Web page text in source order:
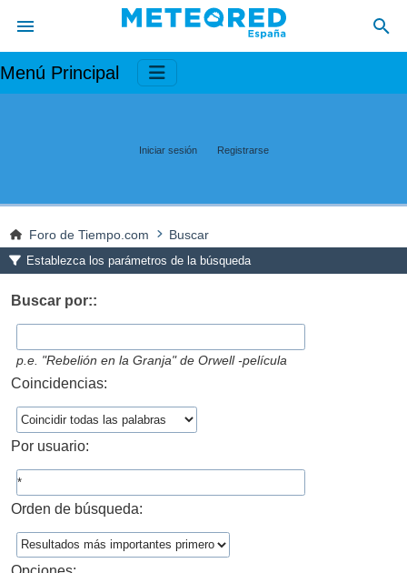
Menú Principal
Iniciar sesión Registrarse
Foro de Tiempo.com Buscar
Establezca los parámetros de la búsqueda
Buscar por::
p.e. "Rebelión en la Granja" de Orwell -película
Coincidencias:
Por usuario:
Orden de búsqueda: